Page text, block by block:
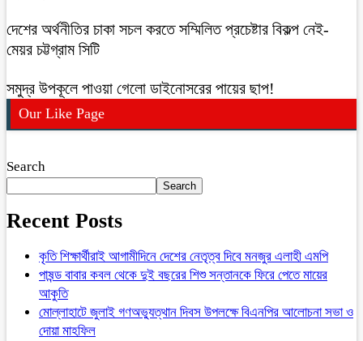
দেশের অর্থনীতির চাকা সচল করতে সম্মিলিত প্রচেষ্টার বিকল্প নেই-
মেয়র চট্টগ্রাম সিটি
সমুদ্র উপকূলে পাওয়া গেলো ডাইনোসরের পায়ের ছাপ!
Our Like Page
Search
Search
Recent Posts
কৃতি শিক্ষার্থীরাই আগামীদিনে দেশের নেতৃত্ব দিবে মনজুর এলাহী এমপি
পাষন্ড বাবার কবল থেকে দুই বছরের শিশু সন্তানকে ফিরে পেতে মায়ের
আকুতি
মোল্লাহাটে জুলাই গণঅভ্যুত্থান দিবস উপলক্ষে বিএনপির আলোচনা সভা ও
দোয়া মাহফিল